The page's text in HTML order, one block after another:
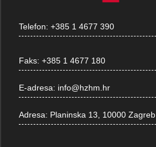
Telefon:+385 1 4677 390
Faks:+385 1 4677 180
E-adresa: info@hzhm.hr
Adresa: Planinska 13, 10000 Zagreb